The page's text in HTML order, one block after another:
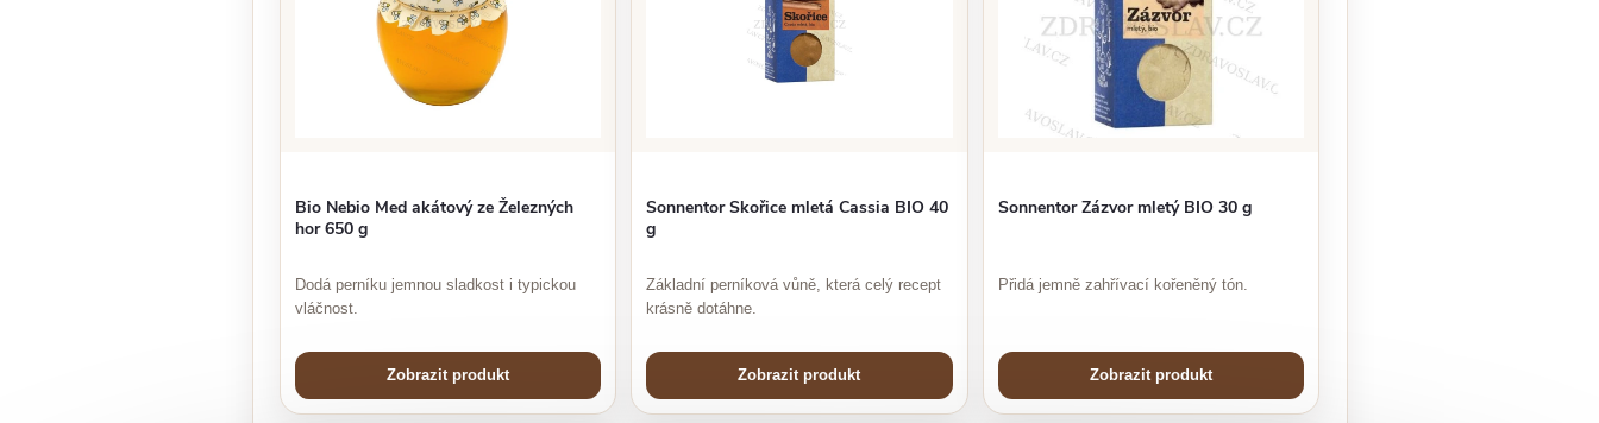
Bio Nebio Med akátový ze Železných
hor 650 g
Dodá perníku jemnou sladkost i typickou
vláčnost.
Zobrazit produkt
Sonnentor Skořice mletá Cassia BIO 40
g
Základní perníková vůně, která celý recept
krásně dotáhne.
Zobrazit produkt
Sonnentor Zázvor mletý BIO 30 g
Přidá jemně zahřívací kořeněný tón.
Zobrazit produkt